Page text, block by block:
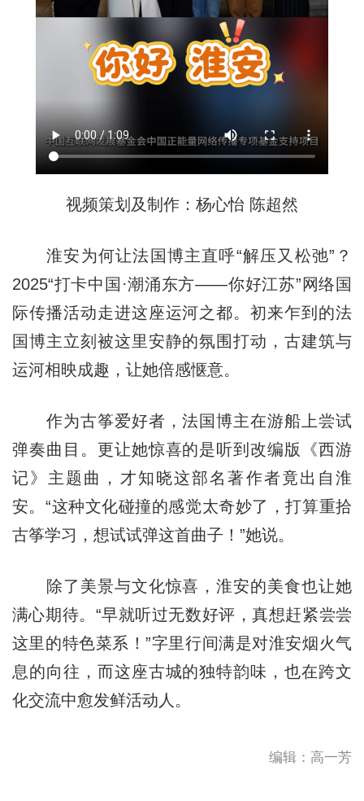
视频策划及制作：杨心怡 陈超然
淮安为何让法国博主直呼“解压又松弛”？
2025“打卡中国·潮涌东方——你好江苏”网络国
际传播活动走进这座运河之都。初来乍到的法
国博主立刻被这里安静的氛围打动，古建筑与
运河相映成趣，让她倍感惬意。
作为古筝爱好者，法国博主在游船上尝试
弹奏曲目。更让她惊喜的是听到改编版《西游
记》主题曲，才知晓这部名著作者竟出自淮
安。“这种文化碰撞的感觉太奇妙了，打算重拾
古筝学习，想试试弹这首曲子！”她说。
除了美景与文化惊喜，淮安的美食也让她
满心期待。“早就听过无数好评，真想赶紧尝尝
这里的特色菜系！”字里行间满是对淮安烟火气
息的向往，而这座古城的独特韵味，也在跨文
化交流中愈发鲜活动人。
编辑：高一芳